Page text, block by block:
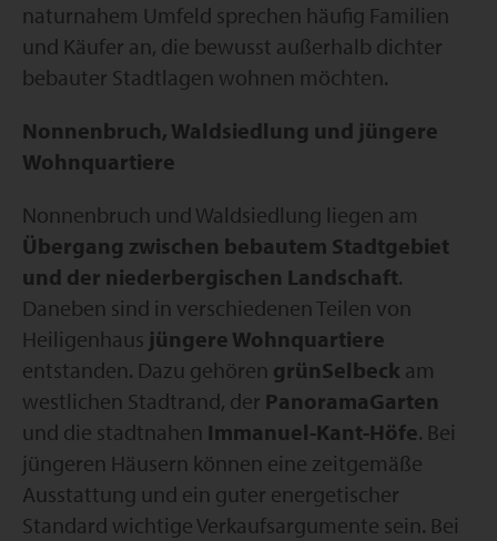
naturnahem Umfeld sprechen häufig Familien
und Käufer an, die bewusst außerhalb dichter
bebauter Stadtlagen wohnen möchten.
Nonnenbruch, Waldsiedlung und jüngere
Wohnquartiere
Nonnenbruch und Waldsiedlung liegen am
Übergang zwischen bebautem Stadtgebiet
und der niederbergischen Landschaft.
Daneben sind in verschiedenen Teilen von
Heiligenhaus jüngere Wohnquartiere
entstanden. Dazu gehören grünSelbeck am
westlichen Stadtrand, der PanoramaGarten
und die stadtnahen Immanuel-Kant-Höfe. Bei
jüngeren Häusern können eine zeitgemäße
Ausstattung und ein guter energetischer
Standard wichtige Verkaufsargumente sein. Bei